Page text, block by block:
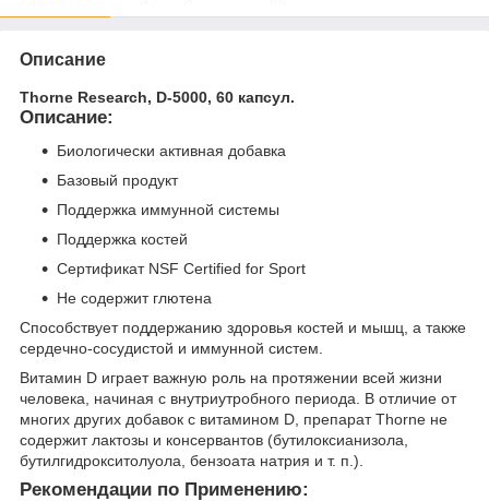
Описание
Thorne Research, D-5000, 60 капсул.
Описание:
Биологически активная добавка
Базовый продукт
Поддержка иммунной системы
Поддержка костей
Сертификат NSF Certified for Sport
Не содержит глютена
Способствует поддержанию здоровья костей и мышц, а также
сердечно-сосудистой и иммунной систем.
Витамин D играет важную роль на протяжении всей жизни
человека, начиная с внутриутробного периода. В отличие от
многих других добавок с витамином D, препарат Thorne не
содержит лактозы и консервантов (бутилоксианизола,
бутилгидрокситолуола, бензоата натрия и т. п.).
Рекомендации по Применению: